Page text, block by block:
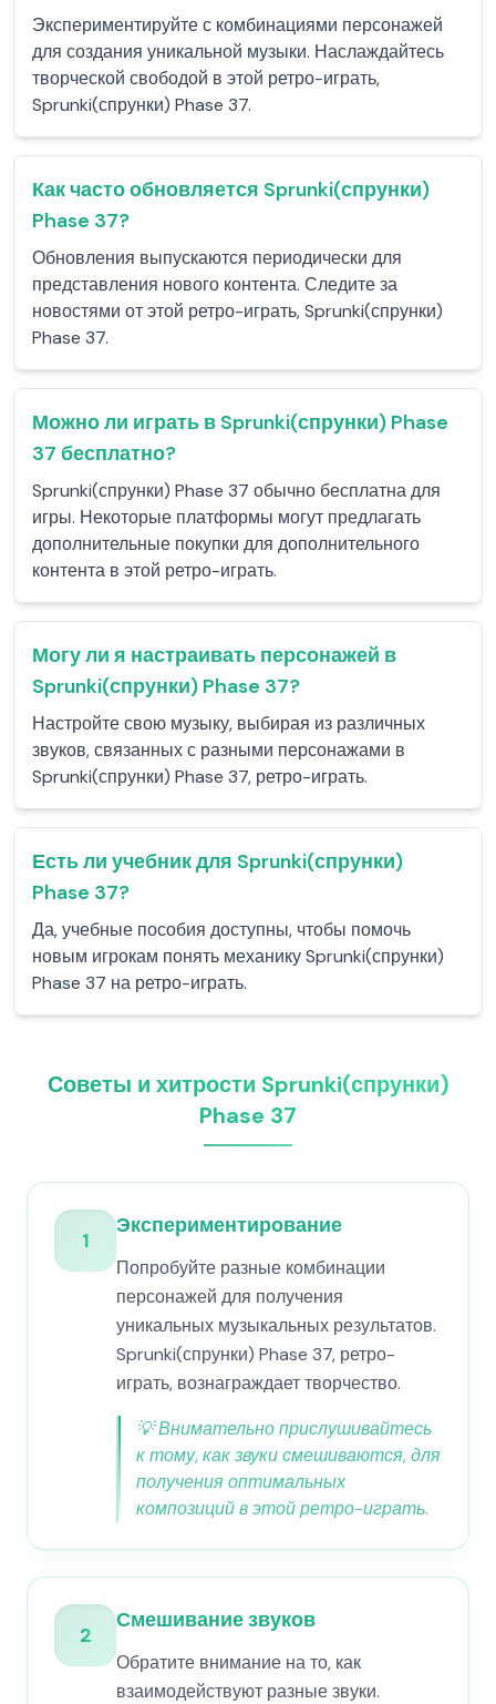
Экспериментируйте с комбинациями персонажей
для создания уникальной музыки. Наслаждайтесь
творческой свободой в этой ретро-играть,
Sprunki(спрунки) Phase 37.
Как часто обновляется Sprunki(спрунки)
Phase 37?
Обновления выпускаются периодически для
представления нового контента. Следите за
новостями от этой ретро-играть, Sprunki(спрунки)
Phase 37.
Можно ли играть в Sprunki(спрунки) Phase
37 бесплатно?
Sprunki(спрунки) Phase 37 обычно бесплатна для
игры. Некоторые платформы могут предлагать
дополнительные покупки для дополнительного
контента в этой ретро-играть.
Могу ли я настраивать персонажей в
Sprunki(спрунки) Phase 37?
Настройте свою музыку, выбирая из различных
звуков, связанных с разными персонажами в
Sprunki(спрунки) Phase 37, ретро-играть.
Есть ли учебник для Sprunki(спрунки)
Phase 37?
Да, учебные пособия доступны, чтобы помочь
новым игрокам понять механику Sprunki(спрунки)
Phase 37 на ретро-играть.
Советы и хитрости Sprunki(спрунки)
Phase 37
1
Экспериментирование
Попробуйте разные комбинации
персонажей для получения
уникальных музыкальных результатов.
Sprunki(спрунки) Phase 37, ретро-
играть, вознаграждает творчество.
💡Внимательно прислушивайтесь
к тому, как звуки смешиваются, для
получения оптимальных
композиций в этой ретро-играть.
2
Смешивание звуков
Обратите внимание на то, как
взаимодействуют разные звуки.